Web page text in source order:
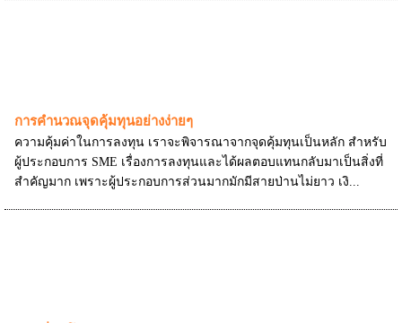
การคำนวณจุดคุ้มทุนอย่างง่ายๆ
ความคุ้มค่าในการลงทุน เราจะพิจารณาจากจุดคุ้มทุนเป็นหลัก สำหรับ
ผู้ประกอบการ SME เรื่องการลงทุนและได้ผลตอบแทนกลับมาเป็นสิ่งที่
สำคัญมาก เพราะผู้ประกอบการส่วนมากมักมีสายป่านไม่ยาว เงิ...